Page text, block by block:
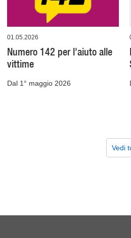
01.05.2026
Numero 142 per l'aiuto alle
vittime
Dal 1° maggio 2026
Vedi